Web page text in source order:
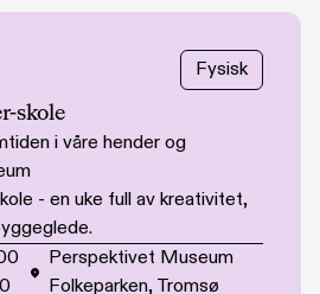
Fysisk
skole
i våre hender og
- en uke full av kreativitet,
Perspektivet Museum
Folkeparken, Tromsø